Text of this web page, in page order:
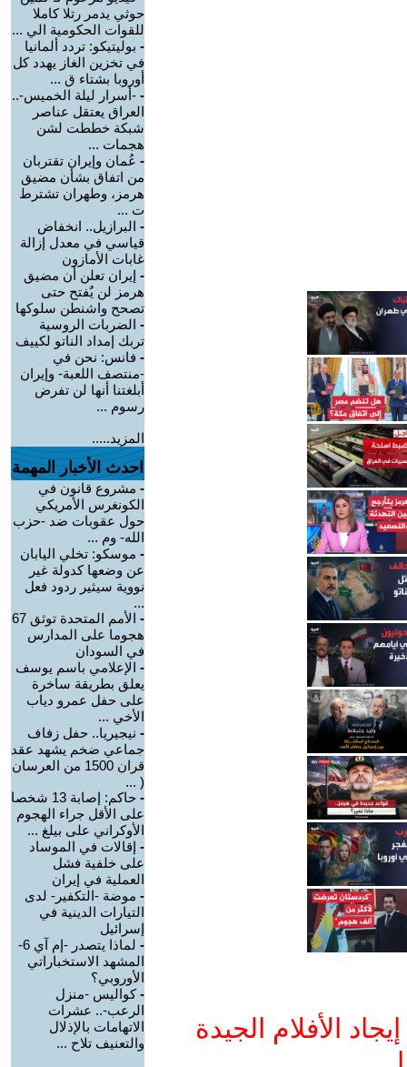
الأفلام الجيدة
حوثي يدمر رتلا كاملا
للقوات الحكومية الي ...
- بوليتيكو: تردد ألمانيا
في تخزين الغاز يهدد كل
أوروبا بشتاء ق ...
- -أسرار ليلة الخميس-..
العراق يعتقل عناصر
شبكة خططت لشن
هجمات ...
- عُمان وإيران تقتربان
من اتفاق بشأن مضيق
هرمز، وطهران تشترط
ت ...
- البرازيل.. انخفاض
قياسي في معدل إزالة
غابات الأمازون
- إيران تعلن أن مضيق
هرمز لن يٌفتح حتى
تصحح واشنطن سلوكها
- الضربات الروسية
تربك إمداد الناتو لكييف
- فانس: نحن في
-منتصف اللعبة- وإيران
أبلغتنا أنها لن تفرض
رسوم ...
المزيد.....
احدث الأخبار المهمة
- مشروع قانون في
الكونغرس الأمريكي
حول عقوبات ضد -حزب
الله- وم ...
- موسكو: تخلي اليابان
عن وضعها كدولة غير
نووية سيثير ردود فعل
...
-
الأمم المتحدة توثق 67
هجوما على المدارس
في السودان
- الإعلامي باسم يوسف
يعلق بطريقة ساخرة
على حفل عمرو دياب
الأخي ...
- نيجيريا.. حفل زفاف
جماعي ضخم يشهد عقد
قران 1500 من العرسان
( ...
-
حاكم: إصابة 13 شخصا
على الأقل جراء الهجوم
الأوكراني على بيلغ ...
- إقالات في الموساد
على خلفية فشل
العملية في إيران
- موضة -التكفير- لدى
التيارات الدينية في
إسرائيل
-
لماذا يتصدر -إم آي 6-
المشهد الاستخباراتي
الأوروبي؟
-كواليس -منزل
الرعب-.. عشرات
الاتهامات بالإذلال
والتعنيف تلاح ...